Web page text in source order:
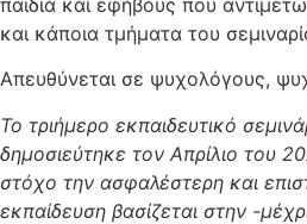
και κάποια τμήματα του
Απευθύνεται σε ψυχολόγους,
Το τριήμερο εκπαιδευτικό
δημοσιεύτηκε τον Απρίλιο του
στόχο την ασφαλέστερη και
εκπαίδευση βασίζεται στην -